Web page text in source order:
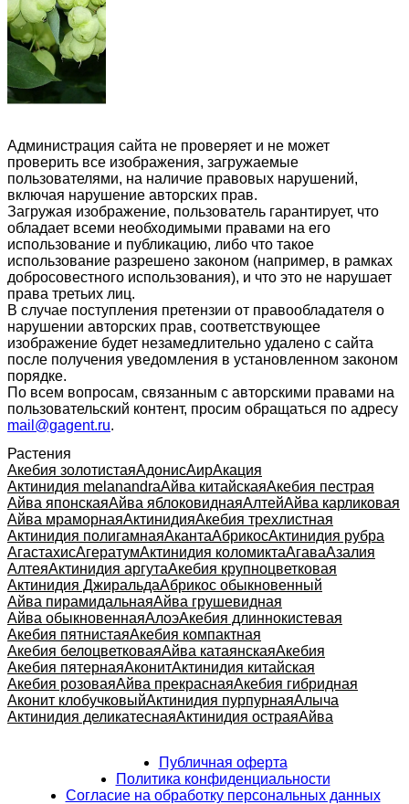
Администрация сайта не проверяет и не может
проверить все изображения, загружаемые
пользователями, на наличие правовых нарушений,
включая нарушение авторских прав.
Загружая изображение, пользователь гарантирует, что
обладает всеми необходимыми правами на его
использование и публикацию, либо что такое
использование разрешено законом (например, в рамках
добросовестного использования), и что это не нарушает
права третьих лиц.
В случае поступления претензии от правообладателя о
нарушении авторских прав, соответствующее
изображение будет незамедлительно удалено с сайта
после получения уведомления в установленном законом
порядке.
По всем вопросам, связанным с авторскими правами на
пользовательский контент, просим обращаться по адресу
mail@gagent.ru.
Растения
Акебия золотистаяАдонисАирАкация
Актинидия melanandraАйва китайскаяАкебия пестрая
Айва японскаяАйва яблоковиднаяАлтейАйва карликовая
Айва мраморнаяАктинидияАкебия трехлистная
Актинидия полигамнаяАкантаАбрикосАктинидия рубра
АгастахисАгератумАктинидия коломиктаАгаваАзалия
АлтеяАктинидия аргутаАкебия крупноцветковая
Актинидия ДжиральдаАбрикос обыкновенный
Айва пирамидальнаяАйва грушевидная
Айва обыкновеннаяАлоэАкебия длиннокистевая
Акебия пятнистаяАкебия компактная
Акебия белоцветковаяАйва катаянскаяАкебия
Акебия пятернаяАконитАктинидия китайская
Акебия розоваяАйва прекраснаяАкебия гибридная
Аконит клобучковыйАктинидия пурпурнаяАлыча
Актинидия деликатеснаяАктинидия остраяАйва
Публичная оферта
Политика конфиденциальности
Согласие на обработку персональных данных